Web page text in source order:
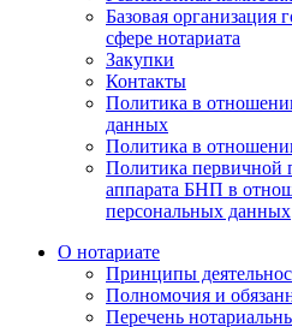
Базовая организация
сфере нотариата
Закупки
Контакты
Политика в
данных
Политика в
Политика первичной
аппарата БНП в
персональных данных
О нотариате
Принципы
Полномочия и
Перечень